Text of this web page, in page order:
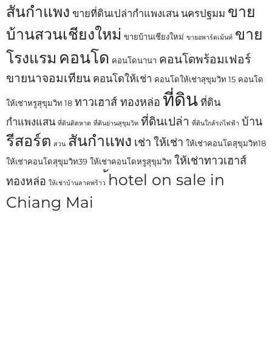
สันกำแพง ขายที่ดินเปล่ากำแพงเสน นครปฐมม ขาย
บ้านสวนเชียงใหม่ ขายบ้านเชียงใหม่ ขายอพาร์ตเม้นท์ ขาย
โรงแรม คอนโด คอนโดนานา คอนโดพร้อมเฟอร์
ขายนาจอมเทียน คอนโดให้เช่า คอนโดให้เช่าสุขุมวิท 15 คอนโด
ให้เช่าหรูสุขุมวิท 18 ทาวเฮาส์ ทองหล่อ ที่ดิน ที่ดิน
กำแพงแสน ที่ดินติดหาด ที่ดินย่านสุขุมวิท ที่ดินเปล่า ที่ดินใกล้รถไฟฟ้า บ้าน
รีสอร์ต สวน สันกำแพง เช่า ให้เช่า ให้เช่าคอนโดสุขุมวิท18
ให้เช่าคอนโดสุขุมวิท39 ให้เช่าคอนโดหรูสุขุมวิท ให้เช่าทาวเฮาส์
ทองหล่อ ให้เช่าบ้านลาดพร้าว ้hotel on sale in
Chiang Mai